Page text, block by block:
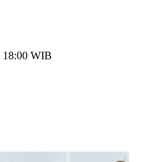
18:00 WIB